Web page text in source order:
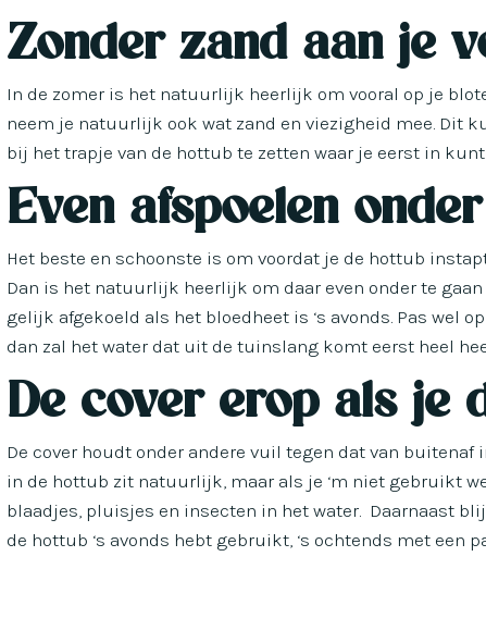
Zonder zand aan je
In de zomer is het natuurlijk heerlijk om vooral op je
neem je natuurlijk ook wat zand en viezigheid mee. Dit
bij het trapje van de hottub te zetten waar je eerst in
Even afspoelen
Het beste en schoonste is om voordat je de hottub
Dan is het natuurlijk heerlijk om daar even onder te
gelijk afgekoeld als het bloedheet is ‘s avonds. Pas wel
dan zal het water dat uit de tuinslang komt eerst heel
De cover erop als je
De cover houdt onder andere vuil tegen dat van
in de hottub zit natuurlijk, maar als je ‘m niet gebruikt
blaadjes, pluisjes en insecten in het water. Daarnaast
de hottub ‘s avonds hebt gebruikt, ‘s ochtends met een